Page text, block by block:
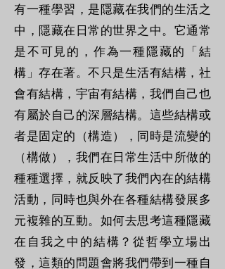
有一種學習，是隱藏在我們的生活之
中，隱藏在日常的世界之中。它通常
是不可見的，作為一種隱藏的「結
構」存在著。不只是生活有結構，社
會有結構，宇宙有結構，我們自己也
有屬於自己的深層結構。這些結構或
者是固定的（構造），同時是流變的
（構做），我們在日常生活中所做的
種種選擇，就反映了我們內在的結構
活動，同時也與外在各種結構發展多
元複雜的互動。如何去思考這種隱藏
在自我之中的結構？從哲學立場出
發，這類的問題會將我們帶到一種自